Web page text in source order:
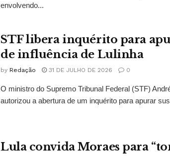
envolvendo...
STF libera inquérito para
de influência de Lulinha
by Redação 31 DE JULHO DE 2026 0
O ministro do Supremo Tribunal Federal (STF)
autorizou a abertura de um inquérito para apurar
Lula convida Moraes para